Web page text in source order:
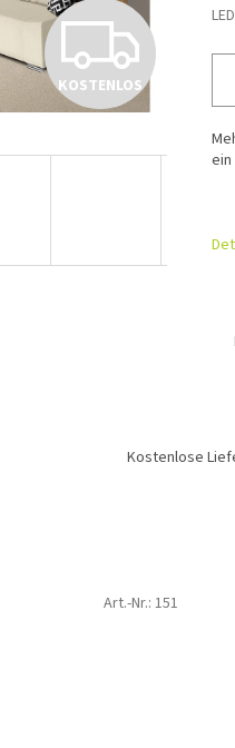
K
O
T
N
O
KOSTENLOS
ein
Kostenlose
Art.-Nr.: 151